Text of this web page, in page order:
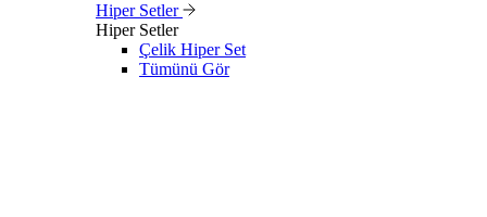
Hiper Setler
Hiper Setler
Çelik Hiper Set
Tümünü Gör